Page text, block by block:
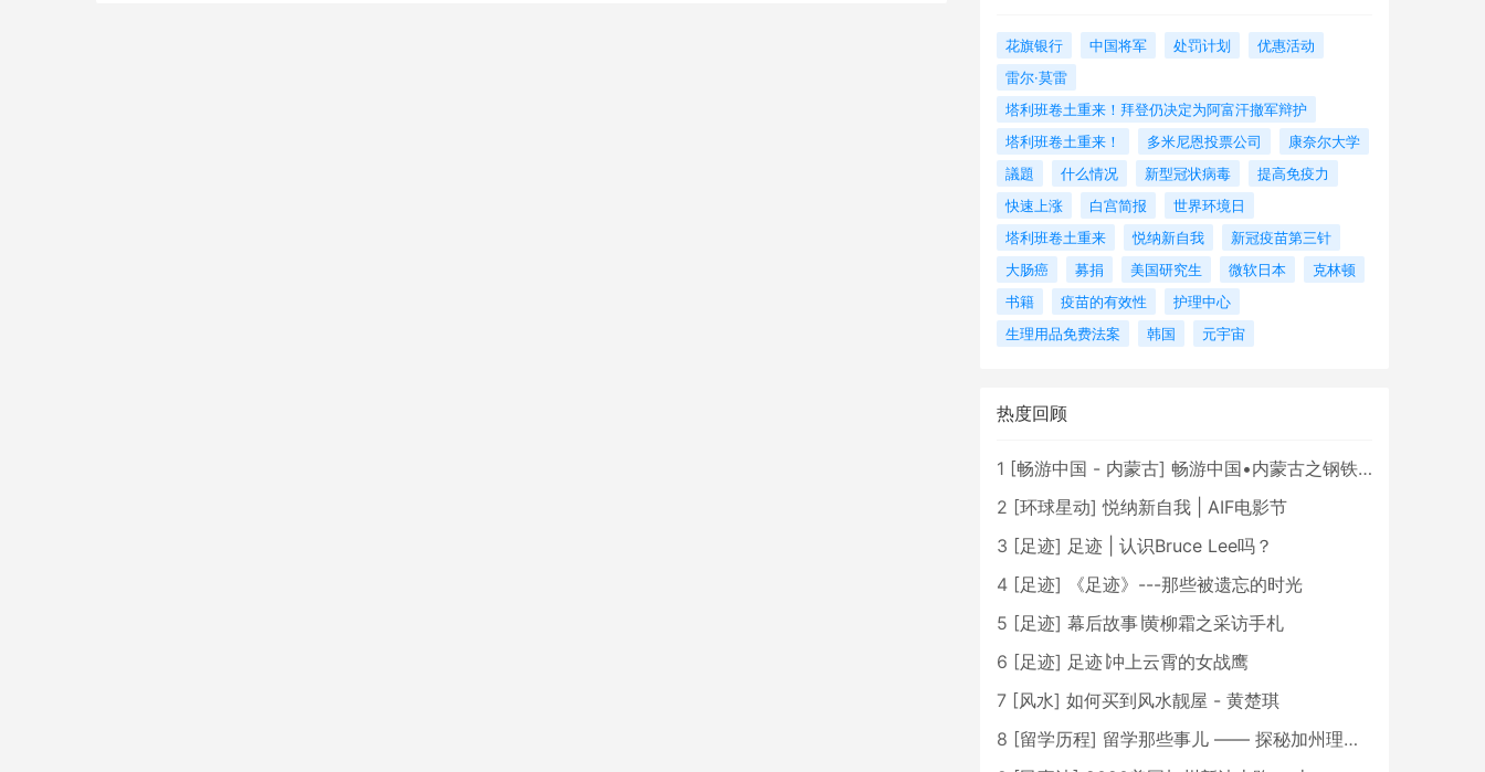
花旗银行 中国将军 处罚计划
优惠活动
雷尔·莫雷
塔利班卷土重来！拜登仍决定为阿富汗撤军辩护
塔利班卷土重来！
多米尼恩投票公司
康奈尔大学
議題
什么情况 新型冠状病毒
提高免疫力
快速上涨
白宫简报
世界环境日
塔利班卷土重来
悦纳新自我
新冠疫苗第三针
大肠癌
募捐 美国研究生 微软日本
克林顿
书籍
疫苗的有效性
护理中心
生理用品免费法案
韩国 元宇宙
热度回顾
1 [畅游中国 - 内蒙古] 畅游中国•内蒙古之钢铁骄子，魅力包头
2 [环球星动] 悦纳新自我 | AIF电影节
3 [足迹] 足迹 | 认识Bruce Lee吗？
4 [足迹]
《足迹》---那些被遗忘的时光
5 [足迹] 幕后故事∣黄柳霜之采访手札
6 [足迹] 足迹∣冲上云霄的女战鹰
7 [风水] 如何买到风水靓屋 - 黄楚琪
8 [留学历程] 留学那些事儿 —— 探秘加州理工学院Caltech博士生活 [上集]